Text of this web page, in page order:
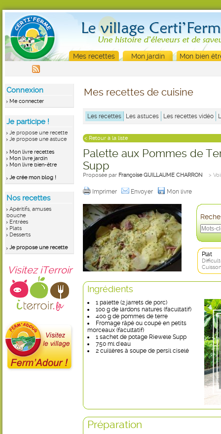
Mes recettes Mon jardin Mon bien
Connexion
Me connecter
Je participe !
Je propose une recette
Je propose une astuce
Mon livre recettes
Mon livre jardin
Mon livre bien-être
Je crée mon blog !
Nos recettes
Apéritifs, amuses
bouche
Entrées
Plats
Desserts
Je propose une recette
Visitez iTerroir
Mes recettes de cuisine
Les recettes Les astuces Les recettes vidéo
< Retour à la liste
Palette aux Pommes de
Supp
Proposée par Françoise GUILLAUME CHARRON >
Imprimer Envoyer Mon livre
Plat
Ingrédients
1 palette (2 jarrets de porc)
100 g de lardons natures (facultatif)
400 g de pommes de terre
Fromage râpé ou coupé en petits
morceaux (facultatif)
1 sachet de potage Riewele Supp
750 ml d'eau
2 cuillères à soupe de persil ciselé
Préparation